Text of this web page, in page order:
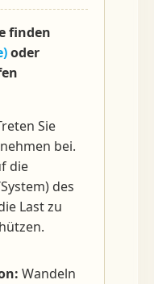
finden
oder
Sie
bei.
die
des
Last zu
Wandeln